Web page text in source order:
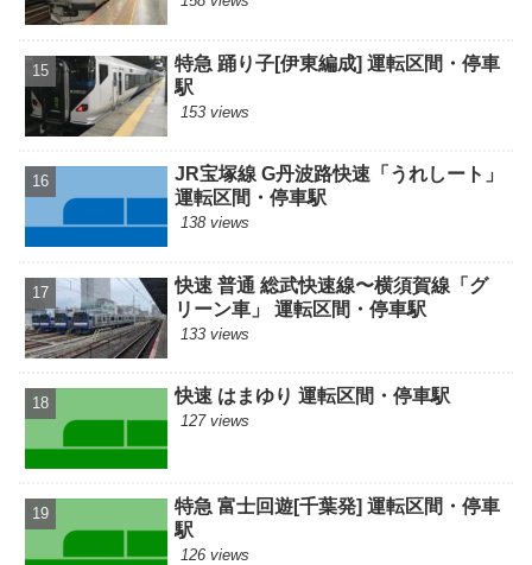
特急 踊り子[伊東編成] 運転区間・停車
駅
153 views
JR宝塚線 G丹波路快速「うれしート」
運転区間・停車駅
138 views
快速 普通 総武快速線〜横須賀線「グ
リーン車」 運転区間・停車駅
133 views
快速 はまゆり 運転区間・停車駅
127 views
特急 富士回遊[千葉発] 運転区間・停車
駅
126 views